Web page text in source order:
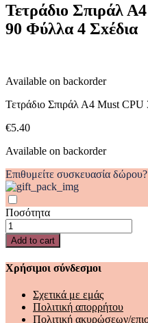
CPU
3
Θέματα
4
Σxέδια
quantity
Τετράδιο Σπιράλ
90 Φύλλα 4 Σxέδια
Available on backorder
Τετράδιο Σπιράλ Α4 Must
€5.40
Available on backorder
Επιθυμείτε συσκευασία δώρου?
Ποσότητα
Τετράδιο
Σπιράλ
Α4
Must
CPU
Θέματα
Add to cart
Χρήσιμοι σύνδεσμοι
Σχετικά με εμάς
Πολιτική απορρήτου
Πολιτική ακυρώσεων/